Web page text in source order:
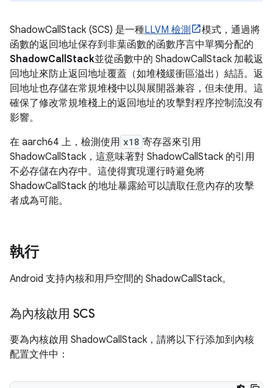
ShadowCallStack (SCS) 是一種LLVM 檢測
模式，通過將
函數的返回地址保存到非葉函數的函數序言中單獨分配的
ShadowCallStack並從函數中的 ShadowCallStack 加載返
回地址來防止返回地址覆蓋（如堆棧緩衝區溢出）結語。返
回地址也存儲在常規堆棧中以與展開器兼容，但未使用。這
確保了修改常規堆棧上的返回地址的攻擊對程序控制流沒有
影響。
在 aarch64 上，檢測使用 x18 寄存器來引用
ShadowCallStack，這意味著對 ShadowCallStack 的引用
不必存儲在內存中。這使得實現運行時避免將
ShadowCallStack 的地址暴露給可以讀取任意內存的攻擊
者成為可能。
執行
Android 支持內核和用戶空間的 ShadowCallStack。
為內核啟用 SCS
要為內核啟用 ShadowCallStack，請將以下行添加到內核
配置文件中：